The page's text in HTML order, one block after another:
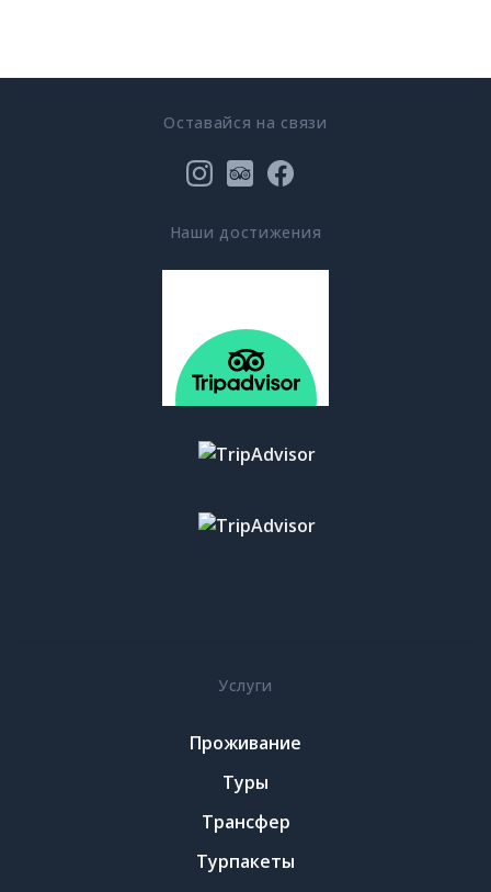
Оставайся на связи
Наши достижения
Услуги
Проживание
Туры
Трансфер
Турпакеты